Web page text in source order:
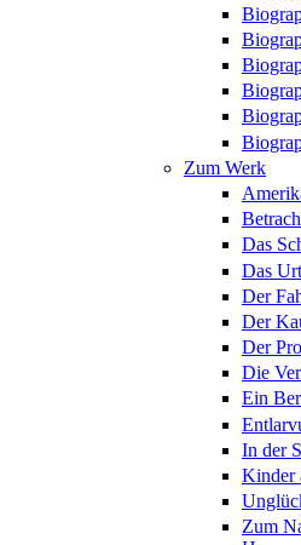
Zum Werk
Das
Das
Der
Der
Der
Die
Ein
In der
Kinder
Zum